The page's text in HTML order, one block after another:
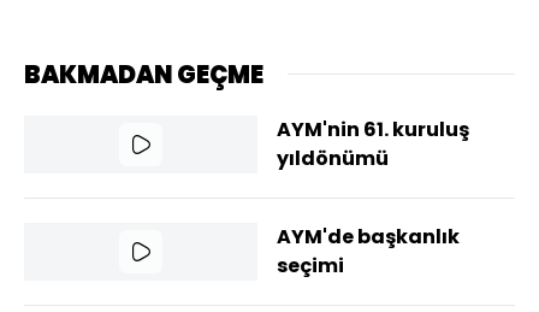
BAKMADAN GEÇME
AYM'nin 61. kuruluş
yıldönümü
AYM'de başkanlık
seçimi